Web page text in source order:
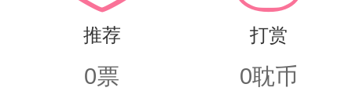
推荐
0票
打赏
0耽币